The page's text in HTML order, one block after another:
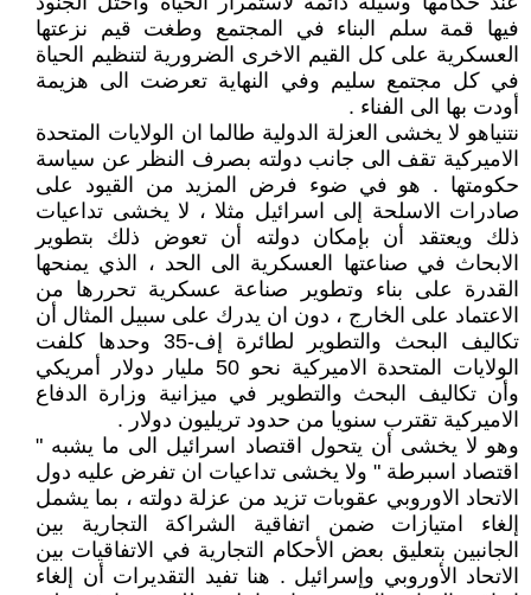
فيها قمة سلم البناء في المجتمع وطغت قيم نزعتها
العسكرية على كل القيم الاخرى الضرورية لتنظيم الحياة
في كل مجتمع سليم وفي النهاية تعرضت الى هزيمة
أودت بها الى الفناء .
نتنياهو لا يخشى العزلة الدولية طالما ان الولايات المتحدة
الاميركية تقف الى جانب دولته بصرف النظر عن سياسة
حكومتها . هو في ضوء فرض المزيد من القيود على
صادرات الاسلحة إلى اسرائيل مثلا ، لا يخشى تداعيات
ذلك ويعتقد أن بإمكان دولته أن تعوض ذلك بتطوير
الابحاث في صناعتها العسكرية الى الحد ، الذي يمنحها
القدرة على بناء وتطوير صناعة عسكرية تحررها من
الاعتماد على الخارج ، دون ان يدرك على سبيل المثال أن
تكاليف البحث والتطوير لطائرة إف-35 وحدها كلفت
الولايات المتحدة الاميركية نحو 50 مليار دولار أمريكي
وأن تكاليف البحث والتطوير في ميزانية وزارة الدفاع
الاميركية تقترب سنويا من حدود تريليون دولار .
وهو لا يخشى أن يتحول اقتصاد اسرائيل الى ما يشبه "
اقتصاد اسبرطة " ولا يخشى تداعيات ان تفرض عليه دول
الاتحاد الاوروبي عقوبات تزيد من عزلة دولته ، بما يشمل
إلغاء امتيازات ضمن اتفاقية الشراكة التجارية بين
الجانبين بتعليق بعض الأحكام التجارية في الاتفاقيات بين
الاتحاد الأوروبي وإسرائيل . هنا تفيد التقديرات أن إلغاء